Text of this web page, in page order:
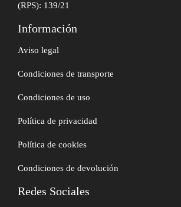
(RPS): 139/21
Información
Aviso legal
Condiciones de transporte
Condiciones de uso
Política de privacidad
Política de cookies
Condiciones de devolución
Redes Sociales